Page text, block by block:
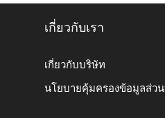
เกี่ยวกับเรา
เกี่ยวกับบริษัท
นโยบายคุ้มครองข้อมูลส่ว